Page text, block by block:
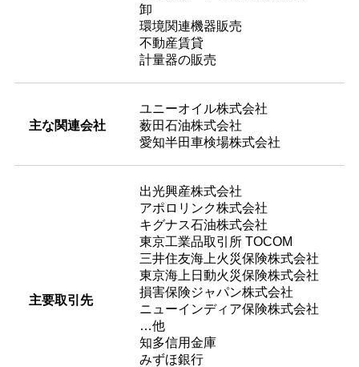
卸
環境関連機器販売
不動産賃貸
計量器の販売
主な関連会社
ユニーオイル株式会社
薮田石油株式会社
愛知半田車検場株式会社
主要取引先
出光興産株式会社
アポロリンク株式会社
キグナス石油株式会社
東京工業品取引所 TOCOM
三井住友海上火災保険株式会社
東京海上日動火災保険株式会社
損害保険ジャパン株式会社
ニューインディア保険株式会社
…他
知多信用金庫
みずほ銀行